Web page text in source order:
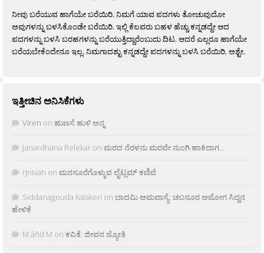
ನೀವು ಬರೆಯುವ ಹಾಗೆಯೇ ಬರೆಯಿರಿ. ನಿಮಗೆ ಯಾವ ಪದಗಳು ತೋಚುವುದೋ
ಅವುಗಳನ್ನು ಬಳಸಿಕೊಂಡೇ ಬರೆಯಿರಿ. ಇಲ್ಲಿ ಕೆಲವರು ಬಹಳ ಹೆಚ್ಚು ಕನ್ನಡದ್ದೇ ಆದ
ಪದಗಳನ್ನು ಬಳಸಿ ಬರಹಗಳನ್ನು ಬರೆಯುತ್ತಿದ್ದಾರೆಂಬುದು ದಿಟ. ಆದರೆ ಎಲ್ಲರೂ ಹಾಗೆಯೇ
ಬರೆಯಬೇಕೆಂದೇನೂ ಇಲ್ಲ. ನಿಮಗಾದಶ್ಟು ಕನ್ನಡದ್ದೇ ಪದಗಳನ್ನು ಬಳಸಿ ಬರೆಯಿರಿ, ಅಶ್ಟೇ.
ಇತ್ತೀಚಿನ ಅನಿಸಿಕೆಗಳು
Viren on ಹುಣಸೆ ಹುಳಿ ಅನ್ನ
Janardhana Relekar on ಮರದ ನೆರಳನು ಮರವೇ ನುಂಗಿ ಹಾಕಿದಾಗ…
rjnivah on ಮನಸೂರೆಗೊಳ್ಳುವ ಲೈಟ್ಲಮ್ ಕಣಿವೆ
Siddanagouda kalakeri on ಬಾದಮಿ ಅಮವಾಸ್ಯೆ: ಚಬನೂರ ಅಮೋಗ ಸಿದ್ದನ
ಹೇಳಿಕೆ
M âñd M on ಕವಿತೆ: ಜೀವನ ಜ್ಯೋತಿ